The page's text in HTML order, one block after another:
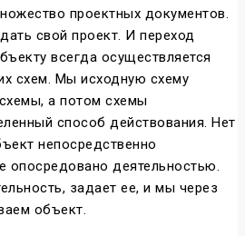
проектных документов.
свой проект. И переход
всегда осуществляется
схем. Мы исходную схему
а потом схемы
способ действования. Нет
непосредственно
опосредовано деятельностью.
задает ее, и мы через
объект.